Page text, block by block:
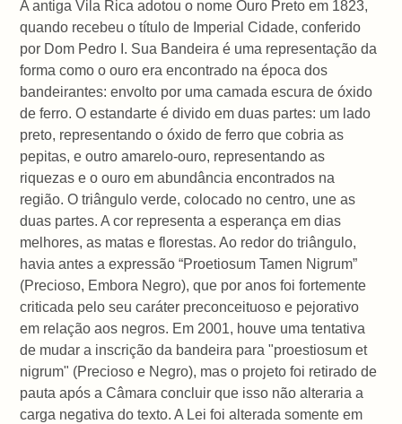
​A antiga Vila Rica adotou o nome Ouro Preto em 1823,
quando recebeu o título de Imperial Cidade, conferido
por Dom Pedro I. Sua Bandeira é uma representação da
forma como o ouro era encontrado na época dos
bandeirantes: envolto por uma camada escura de óxido
de ferro. O estandarte é divido em duas partes: um lado
preto, representando o óxido de ferro que cobria as
pepitas, e outro amarelo-ouro, representando as
riquezas e o ouro em abundância encontrados na
região. O triângulo verde, colocado no centro, une as
duas partes. A cor representa a esperança em dias
melhores, as matas e florestas. Ao redor do triângulo,
havia antes a expressão “Proetiosum Tamen Nigrum”
(Precioso, Embora Negro), que por anos foi fortemente
criticada pelo seu caráter preconceituoso e pejorativo
em relação aos negros. Em 2001, houve uma tentativa
de mudar a inscrição da bandeira para "proestiosum et
nigrum" (Precioso e Negro), mas o projeto foi retirado de
pauta após a Câmara concluir que isso não alteraria a
carga negativa do texto. A Lei foi alterada somente em